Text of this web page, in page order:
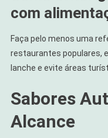
com
Faça pelo menos uma
restaurantes populares,
lanche e evite áreas
Sabores
Alcance